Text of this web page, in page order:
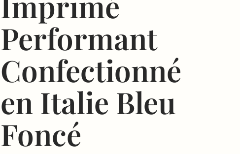
Performant
Confectionné
en Italie Bleu
Foncé